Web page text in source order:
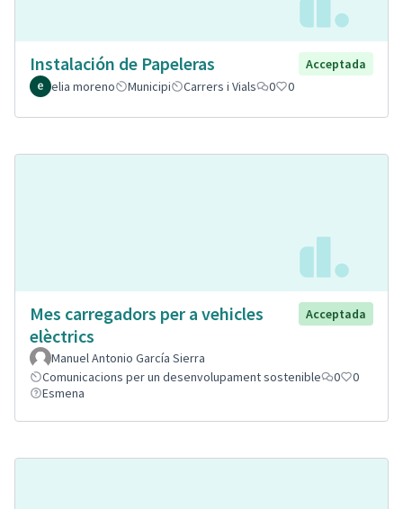
Instalación de Papeleras
Acceptada
elia moreno
Municipi Carrers i Vials 0 0
Mes carregadors per a vehicles
elèctrics
Acceptada
Manuel Antonio García Sierra
Comunicacions per un desenvolupament sostenible
0
0
Esmena